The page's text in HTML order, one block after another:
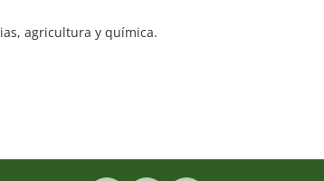
agricultura y química.